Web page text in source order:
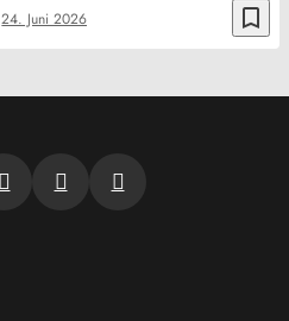
bookmark_border
24. Juni 2026